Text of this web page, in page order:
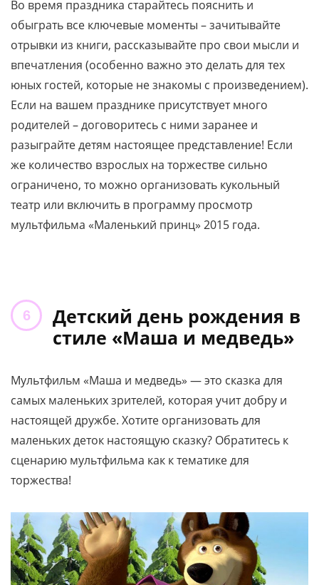
Во время праздника старайтесь пояснить и
обыграть все ключевые моменты – зачитывайте
отрывки из книги, рассказывайте про свои мысли и
впечатления (особенно важно это делать для тех
юных гостей, которые не знакомы с произведением).
Если на вашем празднике присутствует много
родителей – договоритесь с ними заранее и
разыграйте детям настоящее представление! Если
же количество взрослых на торжестве сильно
ограничено, то можно организовать кукольный
театр или включить в программу просмотр
мультфильма «Маленький принц» 2015 года.
Детский день рождения в
стиле «Маша и медведь»
Мультфильм «Маша и медведь» — это сказка для
самых маленьких зрителей, которая учит добру и
настоящей дружбе. Хотите организовать для
маленьких деток настоящую сказку? Обратитесь к
сценарию мультфильма как к тематике для
торжества!